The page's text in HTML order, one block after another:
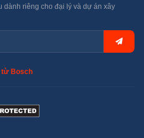
dành riêng cho đại lý và dự án xây
từ Bosch